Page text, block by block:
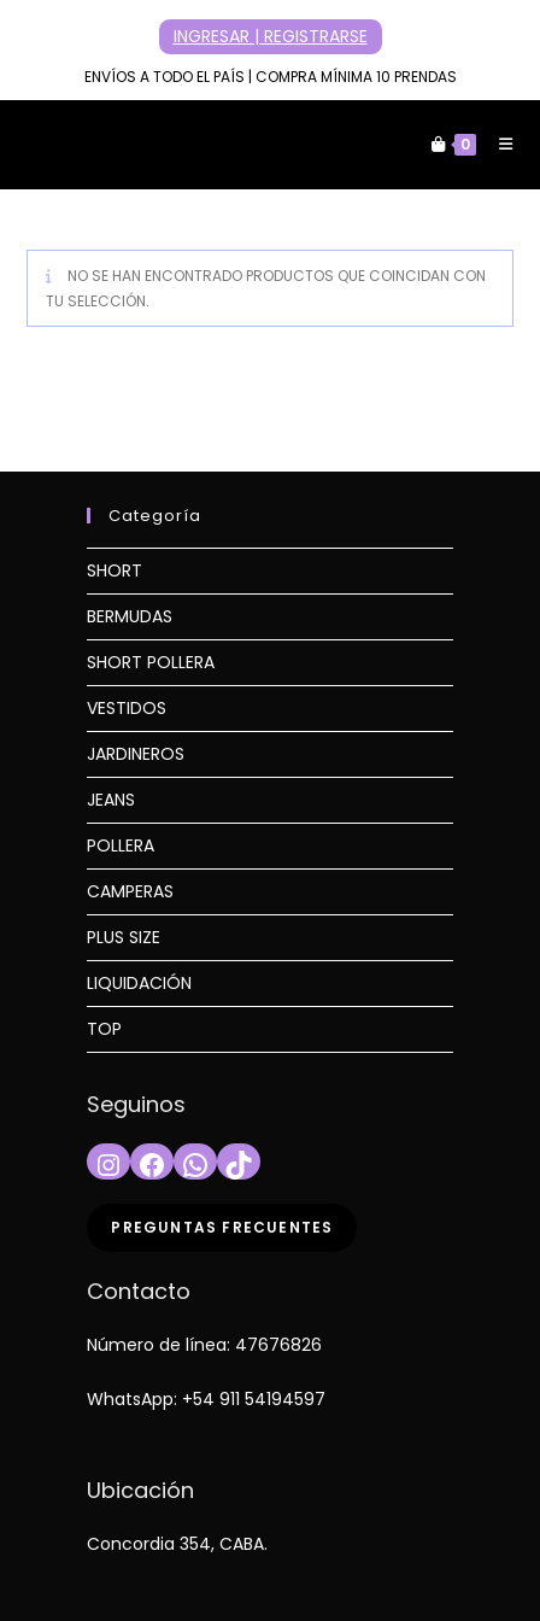
contenido
INGRESAR | REGISTRARSE
ENVÍOS A TODO EL PAÍS | COMPRA MÍNIMA 10 PRENDAS
0
NO SE HAN ENCONTRADO PRODUCTOS QUE COINCIDAN CON
TU SELECCIÓN.
Categoría
SHORT
BERMUDAS
SHORT POLLERA
VESTIDOS
JARDINEROS
JEANS
POLLERA
CAMPERAS
PLUS SIZE
LIQUIDACIÓN
TOP
Seguinos
InstagramFacebookWhatsApp
TikTok
PREGUNTAS FRECUENTES
Contacto
Número de línea: 47676826
WhatsApp: +54 911 54194597
Ubicación
Concordia 354, CABA.